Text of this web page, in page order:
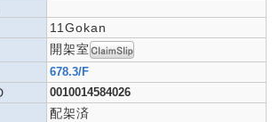
11Gokan
開架室
678.3/F
0010014584026
配架済